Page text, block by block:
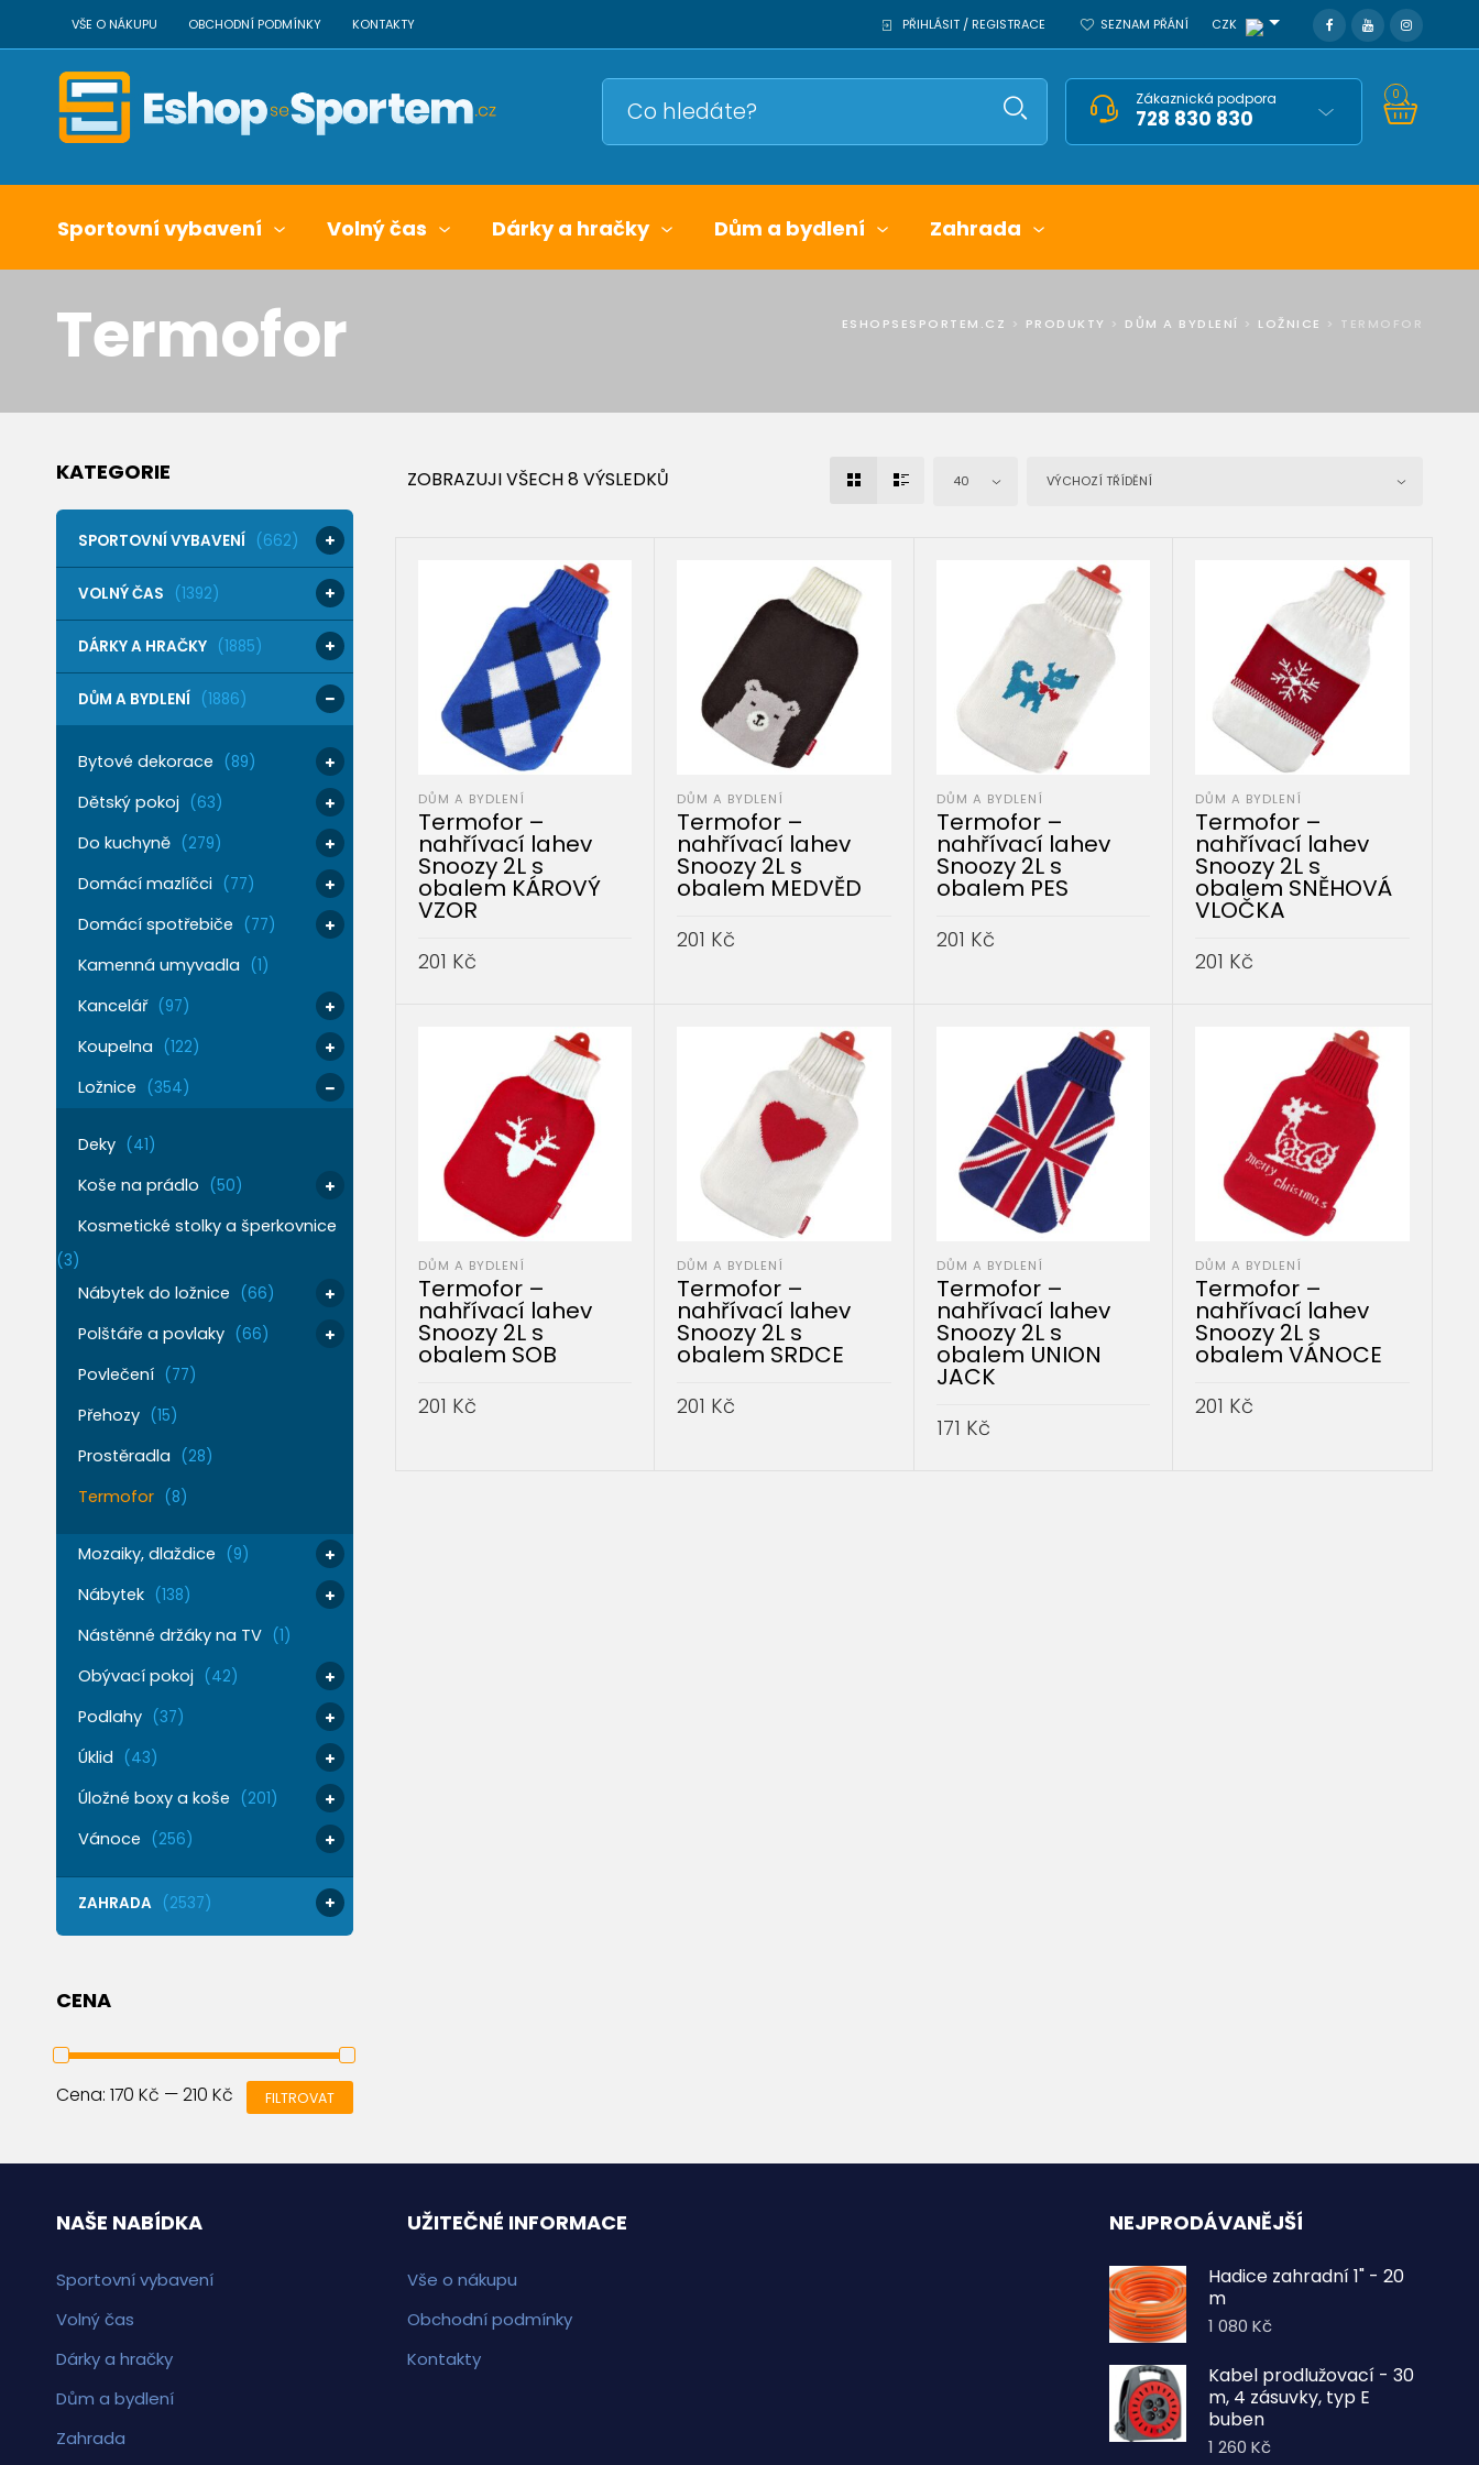
VŠE O NÁKUPU OBCHODNÍ PODMÍNKY KONTAKTY PŘIHLÁSIT / REGISTRACE SEZNAM PŘÁNÍ CZK
Zákaznická podpora
728 830 830
0
Sportovní vybavení Volný čas Dárky a hračky Dům a bydlení Zahrada
ESHOPSESPORTEM.CZ > PRODUKTY > DŮM A BYDLENÍ > LOŽNICE > TERMOFOR
Termofor
KATEGORIE
SPORTOVNÍ VYBAVENÍ (662)
VOLNÝ ČAS (1392)
DÁRKY A HRAČKY (1885)
DŮM A BYDLENÍ (1886)
Bytové dekorace (89)
Dětský pokoj (63)
Do kuchyně (279)
Domácí mazlíčci (77)
Domácí spotřebiče (77)
Kamenná umyvadla (1)
Kancelář (97)
Koupelna (122)
Ložnice (354)
Deky (41)
Koše na prádlo (50)
Kosmetické stolky a šperkovnice
(3)
Nábytek do ložnice (66)
Polštáře a povlaky (66)
Povlečení (77)
Přehozy (15)
Prostěradla (28)
Termofor (8)
Mozaiky, dlaždice (9)
Nábytek (138)
Nástěnné držáky na TV (1)
Obývací pokoj (42)
Podlahy (37)
Úklid (43)
Úložné boxy a koše (201)
Vánoce (256)
ZAHRADA (2537)
CENA
FILTROVAT
Cena: 170 Kč —210 Kč
ZOBRAZUJI VŠECH 8 VÝSLEDKŮ 40 VÝCHOZÍ TŘÍDĚNÍ
DŮM A BYDLENÍ
Termofor –
nahřívací lahev
Snoozy 2L s
obalem KÁROVÝ
VZOR
201 Kč
DŮM A BYDLENÍ
Termofor –
nahřívací lahev
Snoozy 2L s
obalem MEDVĚD
201 Kč
DŮM A BYDLENÍ
Termofor –
nahřívací lahev
Snoozy 2L s
obalem PES
201 Kč
DŮM A BYDLENÍ
Termofor –
nahřívací lahev
Snoozy 2L s
obalem SNĚHOVÁ
VLOČKA
201 Kč
DŮM A BYDLENÍ
Termofor –
nahřívací lahev
Snoozy 2L s
obalem SOB
201 Kč
DŮM A BYDLENÍ
Termofor –
nahřívací lahev
Snoozy 2L s
obalem SRDCE
201 Kč
DŮM A BYDLENÍ
Termofor –
nahřívací lahev
Snoozy 2L s
obalem UNION
JACK
171 Kč
DŮM A BYDLENÍ
Termofor –
nahřívací lahev
Snoozy 2L s
obalem VÁNOCE
201 Kč
NAŠE NABÍDKA
Sportovní vybavení
Volný čas
Dárky a hračky
Dům a bydlení
Zahrada
UŽITEČNÉ INFORMACE
Vše o nákupu
Obchodní podmínky
Kontakty
NEJPRODÁVANĚJŠÍ
Hadice zahradní 1" - 20
m
1 080 Kč
Kabel prodlužovací - 30
m, 4 zásuvky, typ E
buben
1 260 Kč